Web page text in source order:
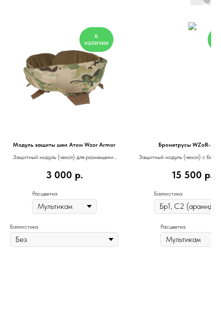
в
наличии
Модуль защиты шеи Атом Wzor Armor
Защитный модуль (чехол) для размещения
3 000 р.
Расцветка
Баллистика
Бронетрусы WZoR-
Защитный модуль (чехол) с
15 500 р.
Баллистика:
Расцветка